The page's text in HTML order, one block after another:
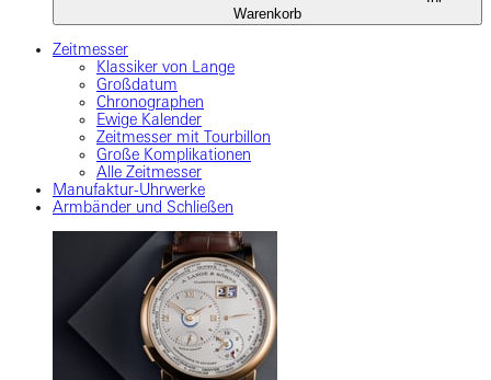
Warenkorb
Zeitmesser
Klassiker von Lange
Großdatum
Chronographen
Ewige Kalender
Zeitmesser mit Tourbillon
Große Komplikationen
Alle Zeitmesser
Manufaktur-Uhrwerke
Armbänder und Schließen